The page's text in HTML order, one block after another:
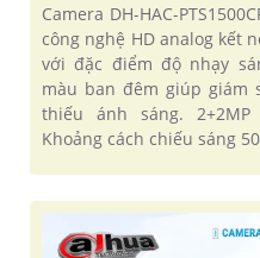
Camera DH-HAC-
công nghệ HD analog kết
với đặc điểm độ nhạy
màu ban đêm giúp giám
thiếu ánh sáng.
Khoảng cách chiếu sáng